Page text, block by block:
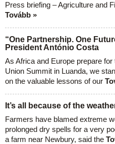
Press briefing – Agriculture and
Tovább »
“One Partnership. One
President António Costa
As Africa and Europe prepare
Union Summit in Luanda, we
on the valuable lessons of our
It’s all because of the
Farmers have blamed extreme
prolonged dry spells for a very
a farm near Newbury, said the